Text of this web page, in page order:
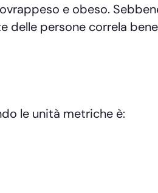
e obeso.
delle persone correla
le unità metriche è: